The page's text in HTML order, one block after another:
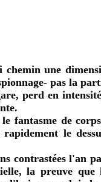
chemin une
pas la
perd en
fantasme de
le
contrastées l'an
la preuve que